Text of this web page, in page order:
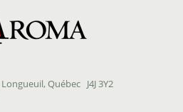
Québec J4J 3Y2